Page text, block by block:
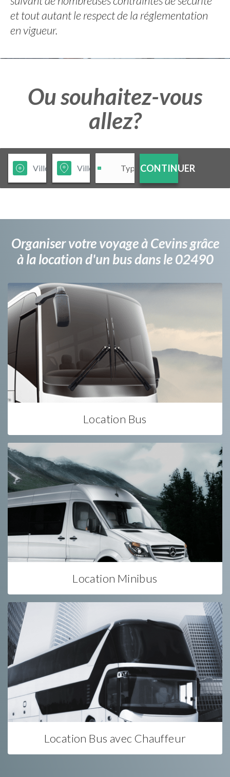
et tout autant le respect de la réglementation
en vigueur.
Ou souhaitez-vous
allez?
CONTINUER
Organiser votre voyage à Cevins grâce
à la location d'un bus dans le 02490
Location Bus
Location Minibus
Location Bus avec Chauffeur